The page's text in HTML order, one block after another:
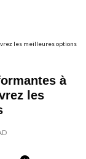
les meilleures options
à
les